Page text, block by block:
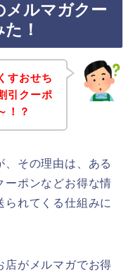
メルマガクー
！
すおせち
引クーポ
！？
、その理由は、ある
ーポンなどお得な情
れてくる仕組みに
店がメルマガでお得